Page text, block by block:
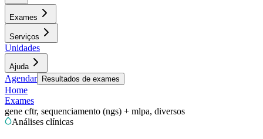
Exames
Serviços
Unidades
Ajuda
Agendar Resultados de exames
Home
Exames
gene cftr, sequenciamento (ngs) + mlpa, diversos
Análises clínicas